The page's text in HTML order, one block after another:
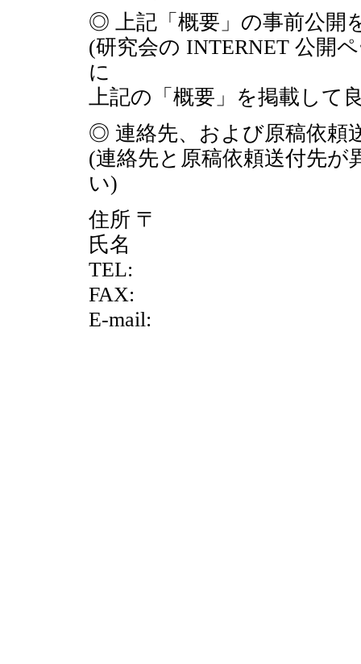
◎ 上記「概要」の事前公開
(研究会の INTERNET 公開
に
上記の「概要」を掲載して
◎ 連絡先、および原稿依頼
(連絡先と原稿依頼送付先
い)
住所 〒
氏名
TEL:
FAX:
E-mail: